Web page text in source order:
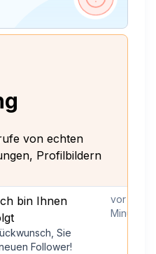
von echten
Profilbildern
bin Ihnen
Sie
Follower!
vor 10
Minuten